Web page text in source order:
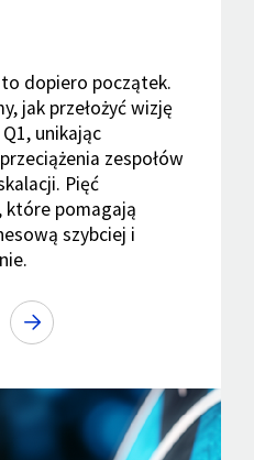
dopiero początek.
jak przełożyć wizję
unikając
zespołów
Pięć
które pomagają
szybciej i